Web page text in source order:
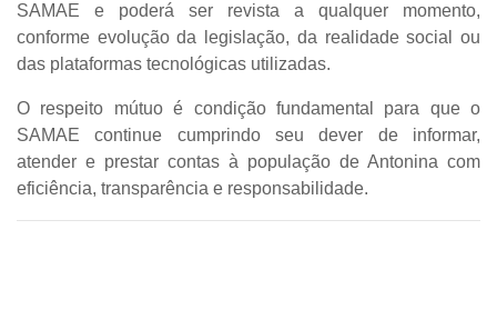
SAMAE e poderá ser revista a qualquer momento,
conforme evolução da legislação, da realidade social ou
das plataformas tecnológicas utilizadas.
O respeito mútuo é condição fundamental para que o
SAMAE continue cumprindo seu dever de informar,
atender e prestar contas à população de Antonina com
eficiência, transparência e responsabilidade.